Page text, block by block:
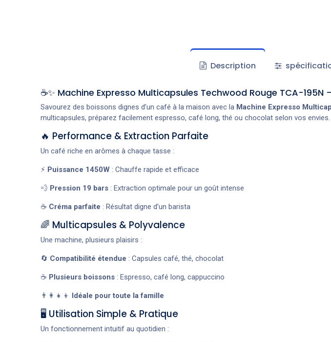
Description
☕✨ Machine Expresso Multicapsules Techwood Rouge TCA-195N
Savourez des boissons dignes d’un café à la maison avec la Machine Expresso
multicapsules, préparez facilement espresso, café long, thé ou chocolat selon vos envies.
🔥 Performance & Extraction Parfaite
Un café riche en arômes à chaque tasse :
⚡ Puissance 1450W: Chauffe rapide et efficace
💨 Pression 19 bars: Extraction optimale pour un goût intense
☕ Créma parfaite : Résultat digne d’un barista
🌈 Multicapsules & Polyvalence
Une machine, plusieurs plaisirs :
🔄 Compatibilité étendue : Capsules café, thé, chocolat
☕ Plusieurs boissons: Espresso, café long, cappuccino
👨‍👩‍👧‍👦 Idéale pour toute la famille
🖥️ Utilisation Simple & Pratique
Un fonctionnement intuitif au quotidien :